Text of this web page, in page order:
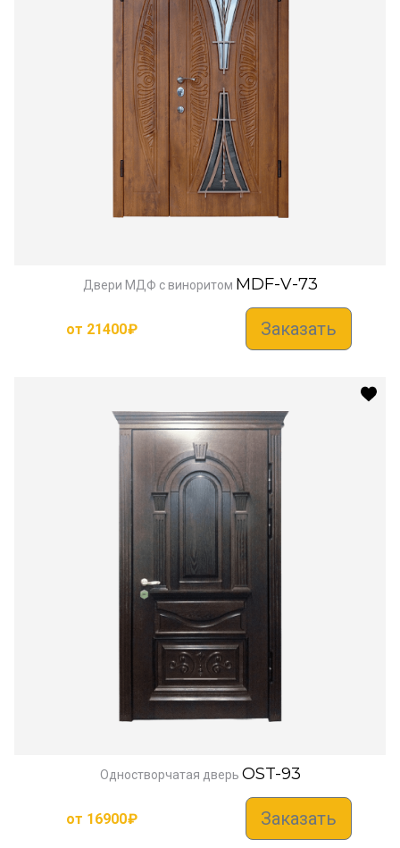
Двери МДФ с виноритом MDF-V-73
от 21400₽ Заказать
Одностворчатая дверь OST-93
от 16900₽ Заказать